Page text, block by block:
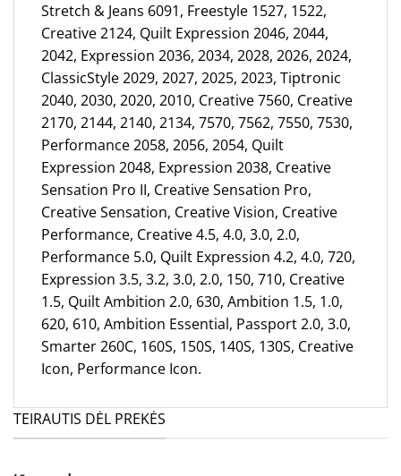
Stretch & Jeans 6091, Freestyle 1527, 1522,
Creative 2124, Quilt Expression 2046, 2044,
2042, Expression 2036, 2034, 2028, 2026, 2024,
ClassicStyle 2029, 2027, 2025, 2023, Tiptronic
2040, 2030, 2020, 2010, Creative 7560, Creative
2170, 2144, 2140, 2134, 7570, 7562, 7550, 7530,
Performance 2058, 2056, 2054, Quilt
Expression 2048, Expression 2038, Creative
Sensation Pro II, Creative Sensation Pro,
Creative Sensation, Creative Vision, Creative
Performance, Creative 4.5, 4.0, 3.0, 2.0,
Performance 5.0, Quilt Expression 4.2, 4.0, 720,
Expression 3.5, 3.2, 3.0, 2.0, 150, 710, Creative
1.5, Quilt Ambition 2.0, 630, Ambition 1.5, 1.0,
620, 610, Ambition Essential, Passport 2.0, 3.0,
Smarter 260C, 160S, 150S, 140S, 130S, Creative
Icon, Performance Icon.
TEIRAUTIS DĖL PREKĖS